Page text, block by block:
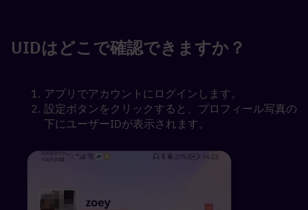
UIDはどこで確認できますか？
アプリでアカウントにログインします。
設定ボタンをクリックすると、プロフィール写真の
下にユーザーIDが表示されます。